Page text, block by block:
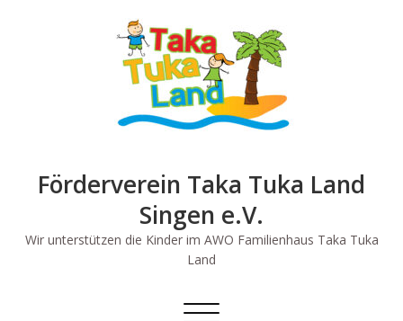
Förderverein Taka Tuka Land
Singen e.V.
Wir unterstützen die Kinder im AWO Familienhaus Taka Tuka
Land
Schalte